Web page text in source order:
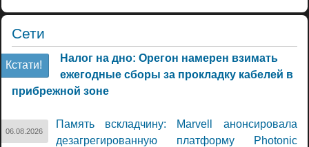
Сети
Кстати!
Налог на дно: Орегон намерен взимать
ежегодные сборы за прокладку кабелей в
прибрежной зоне
06.08.2026
Память вскладчину: Marvell анонсировала
дезагрегированную платформу Photonic